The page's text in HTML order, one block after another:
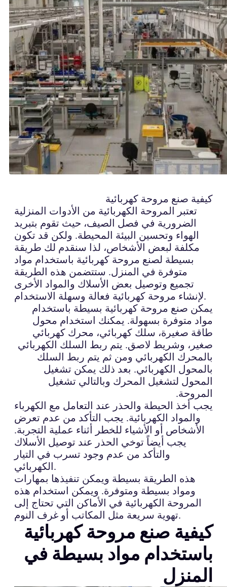
كيفية صنع مروحة كهربائية
تعتبر المروحة الكهربائية من الأدوات المنزلية
الضرورية في فصل الصيف، حيث تقوم بتبريد
الهواء وتحسين البيئة المحيطة. ولكن قد تكون
مكلفة لبعض الأشخاص، لذا سنقدم لك طريقة
بسيطة لصنع مروحة كهربائية باستخدام مواد
متوفرة في المنزل. ستتضمن هذه الطريقة
تجميع وتوصيل بعض الأسلاك والمواد الأخرى
لإنشاء مروحة كهربائية فعالة وسهلة الاستخدام.
يمكن صنع مروحة كهربائية بسيطة باستخدام
مواد متوفرة بسهولة. يمكنك استخدام محول
طاقة صغيرة، سلك كهربائي، محرك كهربائي
صغير، وشريط لاصق. يتم ربط السلك الكهربائي
بالمحرك الكهربائي ومن ثم يتم ربط السلك
بالمحول الكهربائي. بعد ذلك يمكن تشغيل
المحول لتشغيل المحرك وبالتالي تشغيل
المروحة.
يجب أخذ الحيطة والحذر عند التعامل مع الكهرباء
والمواد الكهربائية. يجب التأكد من عدم تعرض
الأشخاص أو الأشياء للخطر أثناء عملية التجربة.
يجب أيضاً توخي الحذر عند توصيل الأسلاك
والتأكد من عدم وجود تسرب في التيار
الكهربائي.
هذه الطريقة بسيطة ويمكن تنفيذها بمهارات
ومواد بسيطة ومتوفرة. ويمكن استخدام هذه
المروحة الكهربائية في الأماكن التي تحتاج إلى
تهوية سريعة مثل المكاتب أو غرف النوم.
كيفية صنع مروحة كهربائية
باستخدام مواد بسيطة في
المنزل